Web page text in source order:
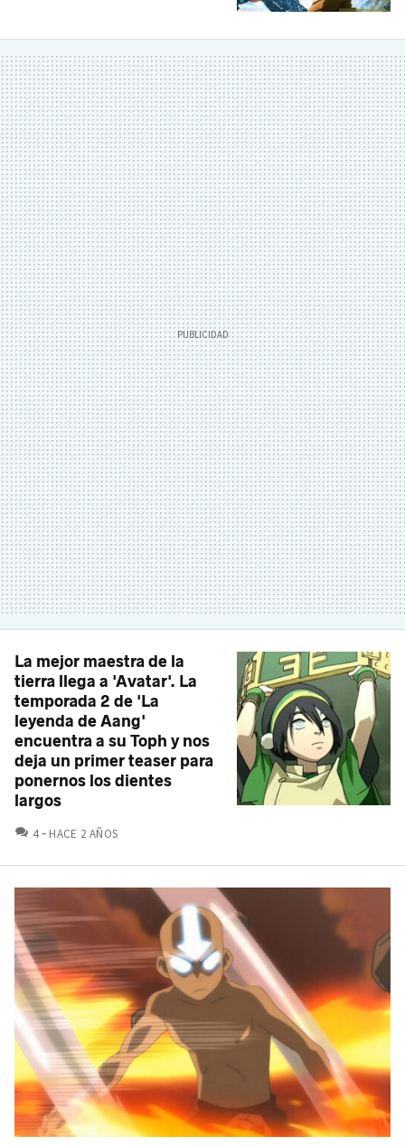
La mejor maestra de la
tierra llega a 'Avatar'. La
temporada 2 de 'La
leyenda de Aang'
encuentra a su Toph y nos
deja un primer teaser para
ponernos los dientes
largos
4 COMENTARIOS
HACE 2 AÑOS